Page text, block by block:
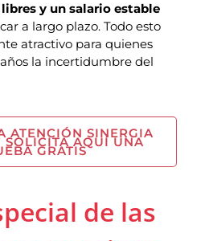
y un salario estable
a largo plazo. Todo esto
atractivo para quienes
la incertidumbre del
ATENCIÓN SINERGIA
SOLICITA AQUÍ UNA
GRATIS
de las